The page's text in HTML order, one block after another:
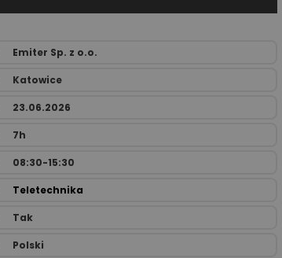
Emiter Sp. z o.o.
Katowice
23.06.2026
7h
08:30-15:30
Teletechnika
Tak
Polski